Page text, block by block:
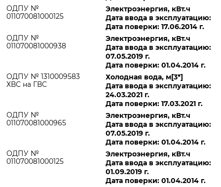
ОДПУ №
011070081000125
Электроэнергия, кВт.ч
Дата ввода в эксплуатацию:
Дата поверки: 17.06.2014 г.
ОДПУ №
011070081000938
Электроэнергия, кВт.ч
Дата ввода в эксплуатацию:
07.05.2019 г.
Дата поверки: 01.04.2014 г.
ОДПУ № 1310009583
ХВС на ГВС
Холодная вода, м[3*]
Дата ввода в эксплуатацию:
24.03.2021 г.
Дата поверки: 17.03.2021 г.
ОДПУ №
011070081000965
Электроэнергия, кВт.ч
Дата ввода в эксплуатацию:
07.05.2019 г.
Дата поверки: 01.04.2014 г.
ОДПУ №
011070081000125
Электроэнергия, кВт.ч
Дата ввода в эксплуатацию:
01.09.2019 г.
Дата поверки: 01.04.2014 г.